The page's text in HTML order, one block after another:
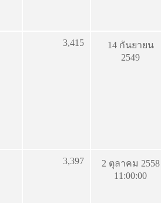
3,415
14 กันยายน
2549
3,397
2 ตุลาคม 2558
11:00:00